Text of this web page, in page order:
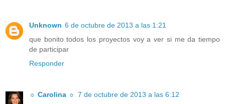
Unknown 6 de octubre de 2013 a las 1:21
que bonito todos los proyectos voy a ver si me da tiempo
de participar
Responder
☼ Carolina ☼ 7 de octubre de 2013 a las 6:12